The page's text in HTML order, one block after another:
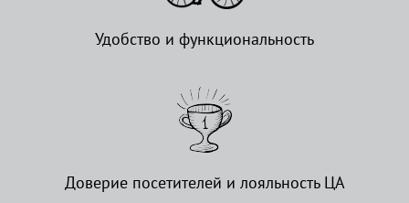
Удобство и функциональность
Доверие посетителей и лояльность ЦА